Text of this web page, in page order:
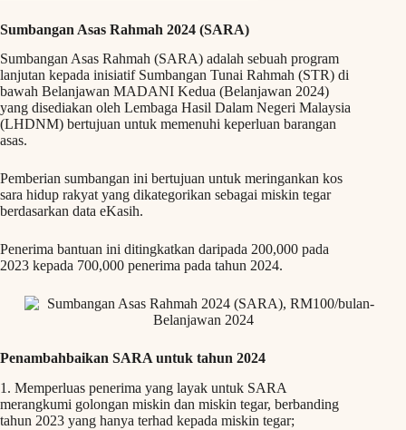
Sumbangan Asas Rahmah 2024 (SARA)
Sumbangan Asas Rahmah (SARA) adalah sebuah program
lanjutan kepada inisiatif Sumbangan Tunai Rahmah (STR) di
bawah Belanjawan MADANI Kedua (Belanjawan 2024)
yang disediakan oleh Lembaga Hasil Dalam Negeri Malaysia
(LHDNM) bertujuan untuk memenuhi keperluan barangan
asas.
Pemberian sumbangan ini bertujuan untuk meringankan kos
sara hidup rakyat yang dikategorikan sebagai miskin tegar
berdasarkan data eKasih.
Penerima bantuan ini ditingkatkan daripada 200,000 pada
2023 kepada 700,000 penerima pada tahun 2024.
Penambahbaikan SARA untuk tahun 2024
1. Memperluas penerima yang layak untuk SARA
merangkumi golongan miskin dan miskin tegar, berbanding
tahun 2023 yang hanya terhad kepada miskin tegar;